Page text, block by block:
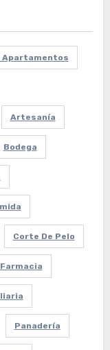
Apartamentos
Artesanía
Bodega
Corte De Pelo
Farmacia
Panadería